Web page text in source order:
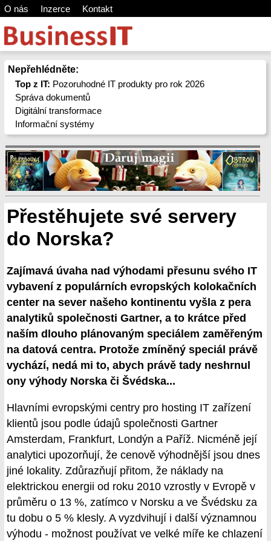
O nás Inzerce Kontakt
Nepřehlédněte:
Top z IT: Pozoruhodné IT produkty pro rok 2026
Správa dokumentů
Digitální transformace
Informační systémy
Přestěhujete své servery
do Norska?
Zajímavá úvaha nad výhodami přesunu svého IT
vybavení z populárních evropských kolokačních
center na sever našeho kontinentu vyšla z pera
analytiků společnosti Gartner, a to krátce před
naším dlouho plánovaným speciálem zaměřeným
na datová centra. Protože zmíněný speciál právě
vychází, nedá mi to, abych právě tady neshrnul
ony výhody Norska či Švédska...
Hlavními evropskými centry pro hosting IT zařízení
klientů jsou podle údajů společnosti Gartner
Amsterdam, Frankfurt, Londýn a Paříž. Nicméně její
analytici upozorňují, že cenově výhodnější jsou dnes
jiné lokality. Zdůrazňují přitom, že náklady na
elektrickou energii od roku 2010 vzrostly v Evropě v
průměru o 13 %, zatímco v Norsku a ve Švédsku za
tu dobu o 5 % klesly. A vyzdvihují i další významnou
výhodu - možnost používat ve velké míře ke chlazení